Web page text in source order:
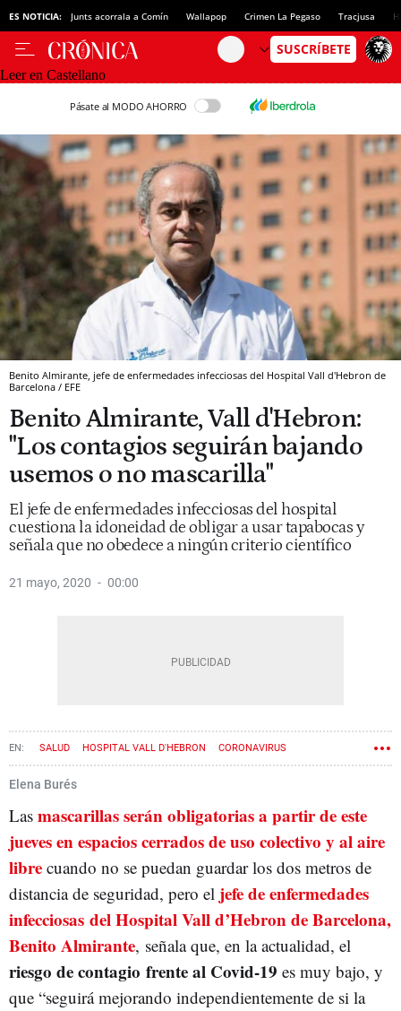
ES NOTICIA: Junts acorrala a Comín Wallapop Crimen La Pegaso Tracjusa
Leer en Castellano
Pásate al MODO AHORRO
Benito Almirante, jefe de enfermedades infecciosas del Hospital Vall d'Hebron de
Barcelona / EFE
Benito Almirante, Vall d'Hebron:
"Los contagios seguirán bajando
usemos o no mascarilla"
El jefe de enfermedades infecciosas del hospital
cuestiona la idoneidad de obligar a usar tapabocas y
señala que no obedece a ningún criterio científico
21 mayo, 2020 00:00
SALUD HOSPITAL VALL D'HEBRON CORONAVIRUS
ESTADO DE ALARMA
Elena Burés
Las mascarillas serán obligatorias a partir de este
jueves en espacios cerrados de uso colectivo y al aire
libre cuando no se puedan guardar los dos metros de
distancia de seguridad, pero el jefe de enfermedades
infecciosas del Hospital Vall d’Hebron de Barcelona,
Benito Almirante, señala que, en la actualidad, el
riesgo de contagio frente al Covid-19 es muy bajo, y
que “seguirá mejorando independientemente de si la